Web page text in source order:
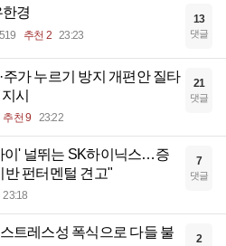
경
추천 2 23:23
13
댓글
주가 누르기 방지 개편안 질타
시
추천 9 23:22
21
댓글
이' 널뛰는 SK하이닉스…증
반 펀터멘털 견고"
23:18
7
댓글
트레스성 폭식으로 다들 불
2